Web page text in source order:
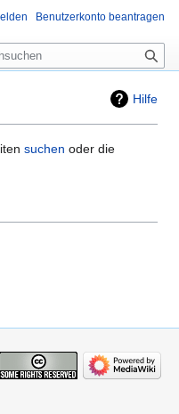
Hilfe
suchen oder die
Benutzerkonto beantragen